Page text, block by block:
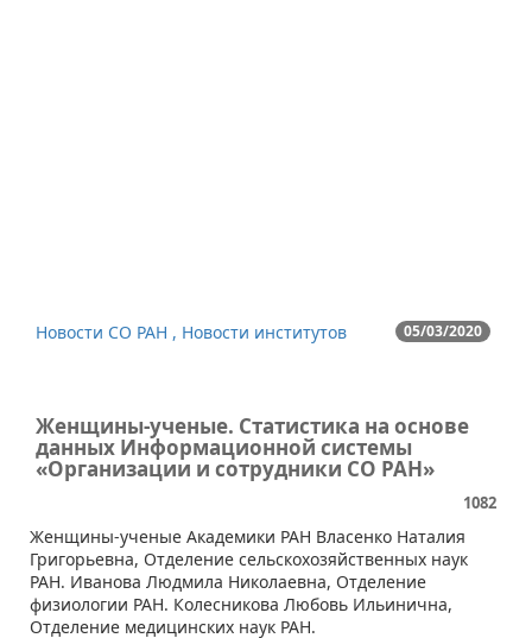
05/03/2020
Новости СО РАН , Новости институтов
Женщины-ученые. Статистика на основе
данных Информационной системы
«Организации и сотрудники СО РАН»
1082
​Женщины-ученые Академики РАН Власенко Наталия
Григорьевна, Отделение сельскохозяйственных наук
РАН. Иванова Людмила Николаевна, Отделение
физиологии РАН. Колесникова Любовь Ильинична,
Отделение медицинских наук РАН.